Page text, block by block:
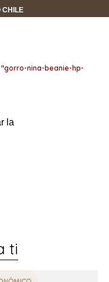
CHILE
"gorro-nina-beanie-hp-
la
ti